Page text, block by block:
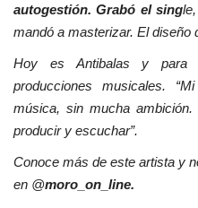
autogestión. Grabó el sing
mandó a masterizar. El diseño
Hoy es Antibalas y para
producciones musicales.
música, sin mucha
producir y escuchar”.
Conoce más de este artista y
en @moro_on_line.